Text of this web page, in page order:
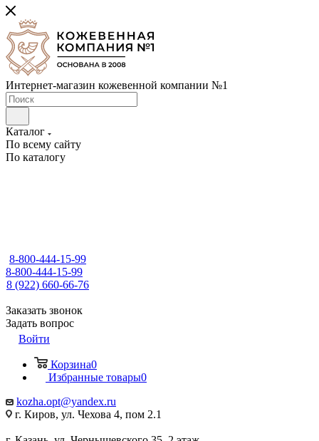
Интернет-магазин кожевенной компании №1
Каталог
По всему сайту
По каталогу
8-800-444-15-99
8-800-444-15-99
8 (922) 660-66-76
Заказать звонок
Задать вопрос
Войти
Корзина0
Избранные товары0
kozha.opt@yandex.ru
г. Киров, ул. Чехова 4, пом 2.1